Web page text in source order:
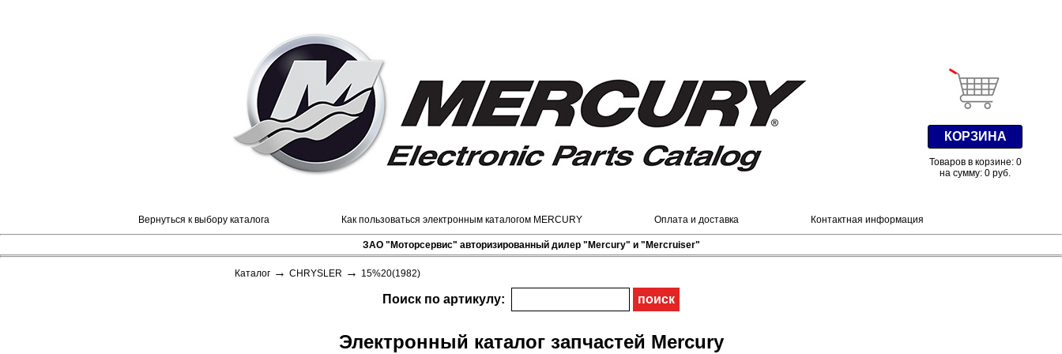
КОРЗИНА
Товаров в корзине: 0
на сумму: 0 руб.
Вернуться к выбору каталога Как пользоваться электронным каталогом MERCURY Оплата и доставка Контактная информация
ЗАО "Моторсервис" авторизированный дилер "Mercury" и "Mercruiser"
Каталог → CHRYSLER → 15%20(1982)
Поиск по артикулу:
Электронный каталог запчастей Mercury